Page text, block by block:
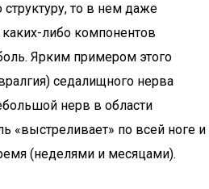
то в нем даже
либо компонентов
Ярким примером этого
седалищного нерва
нерв в области
«выстреливает» по всей ноге и
(неделями и месяцами).